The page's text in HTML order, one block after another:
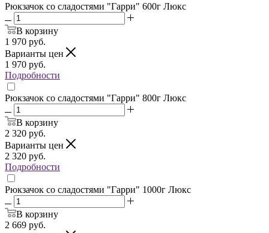
Рюкзачок со сладостями "Гарри" 600г Люкс
В корзину
1 970 руб.
Варианты цен
1 970 руб.
Подробности
Рюкзачок со сладостями "Гарри" 800г Люкс
В корзину
2 320 руб.
Варианты цен
2 320 руб.
Подробности
Рюкзачок со сладостями "Гарри" 1000г Люкс
В корзину
2 669 руб.